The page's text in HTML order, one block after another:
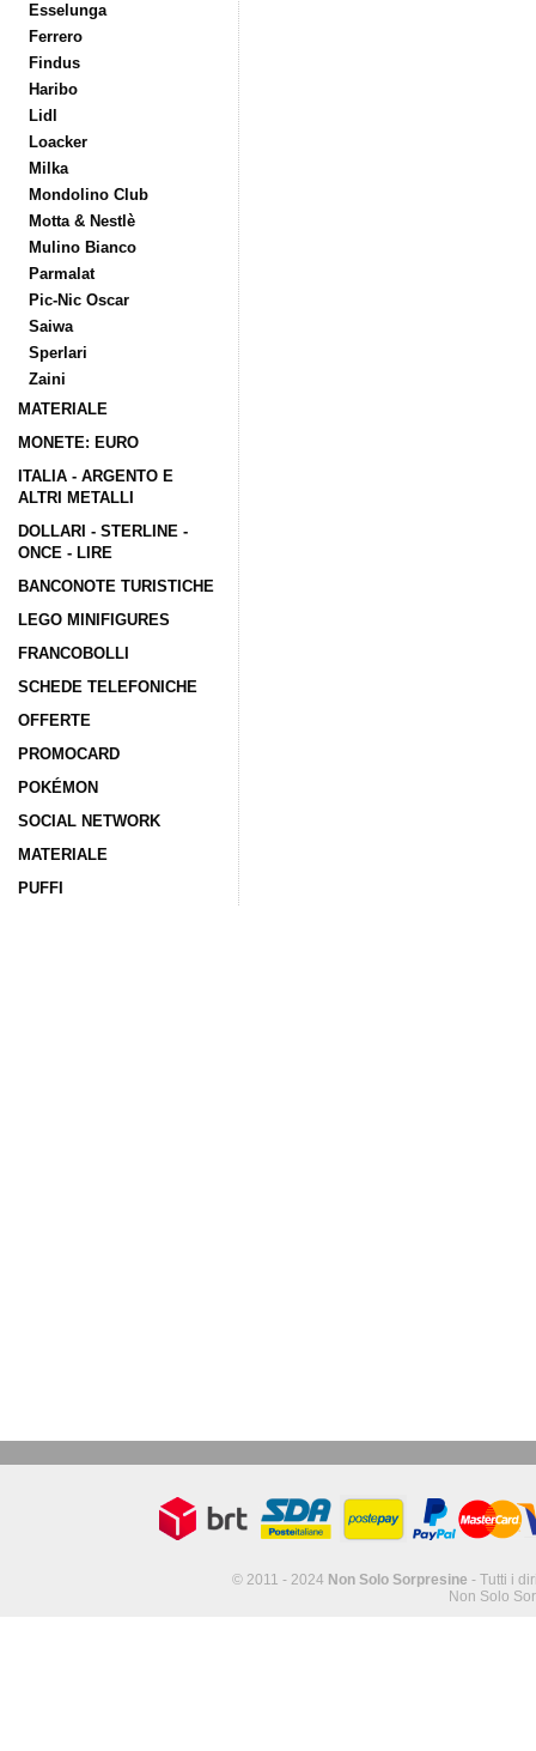
Esselunga
Ferrero
Findus
Haribo
Lidl
Loacker
Milka
Mondolino Club
Motta & Nestlè
Mulino Bianco
Parmalat
Pic-Nic Oscar
Saiwa
Sperlari
Zaini
MATERIALE
MONETE: EURO
ITALIA - ARGENTO E
ALTRI METALLI
DOLLARI - STERLINE -
ONCE - LIRE
BANCONOTE TURISTICHE
LEGO MINIFIGURES
FRANCOBOLLI
SCHEDE TELEFONICHE
OFFERTE
PROMOCARD
POKÉMON
SOCIAL NETWORK
MATERIALE
PUFFI
© 2011 - 2024 Non Solo Sorpresine - Tutti i
Non Solo